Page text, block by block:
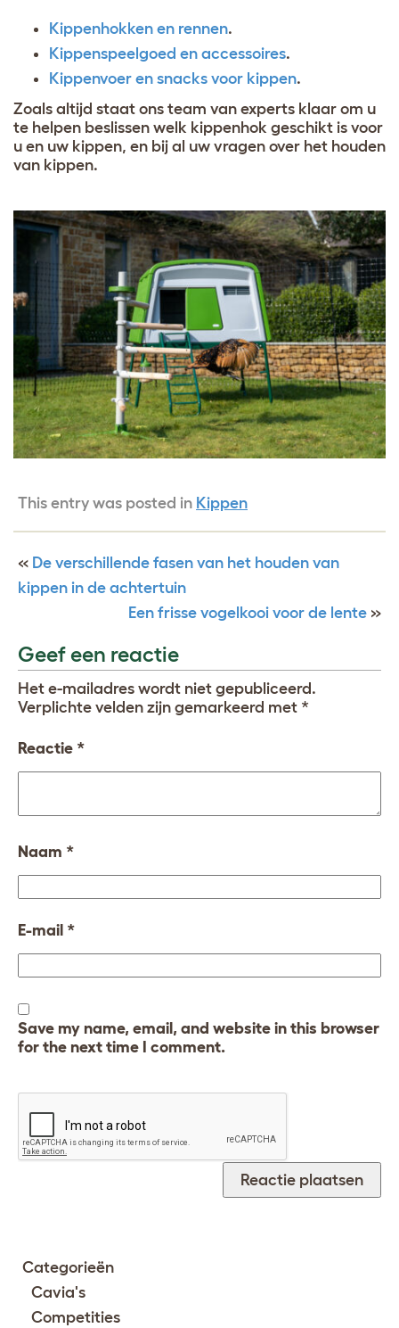
Kippenhokken en rennen.
Kippenspeelgoed en accessoires.
Kippenvoer en snacks voor kippen.
Zoals altijd staat ons team van experts klaar om u
te helpen beslissen welk kippenhok geschikt is voor
u en uw kippen, en bij al uw vragen over het houden
van kippen.
This entry was posted in Kippen
« De verschillende fasen van het houden van
kippen in de achtertuin
Een frisse vogelkooi voor de lente »
Geef een reactie
Het e-mailadres wordt niet gepubliceerd.
Verplichte velden zijn gemarkeerd met *
Reactie *
Naam *
E-mail *
Save my name, email, and website in this browser
for the next time I comment.
Categorieën
Cavia's
Competities